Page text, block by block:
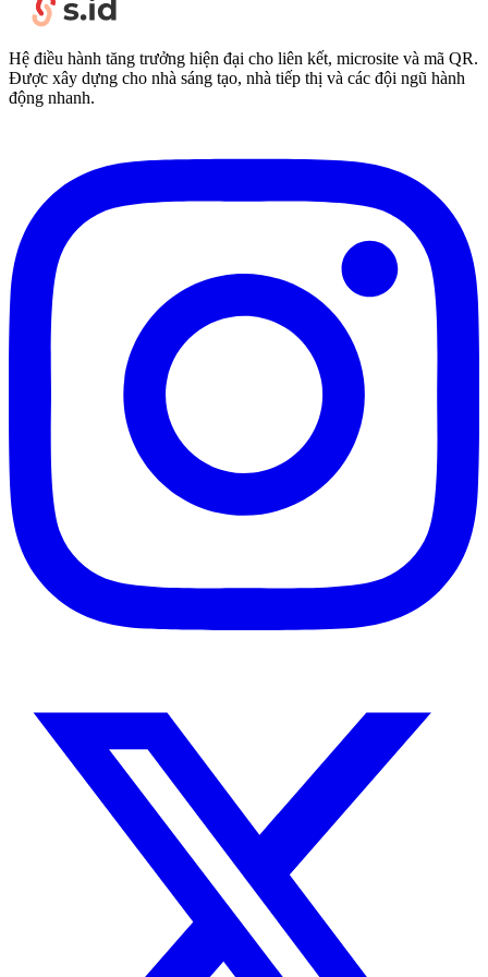
Hệ điều hành tăng trưởng hiện đại cho liên kết, microsite và mã QR.
Được xây dựng cho nhà sáng tạo, nhà tiếp thị và các đội ngũ hành
động nhanh.